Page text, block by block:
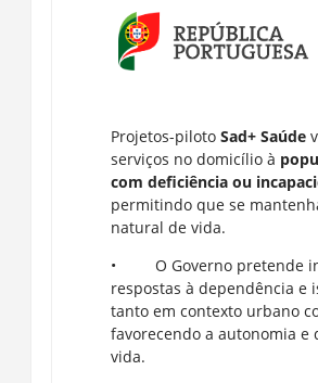
Projetos-piloto Sad+ Saúde
serviços no domicílio à
com deficiência ou
permitindo que se
natural de vida.
• O Governo pretende
respostas à dependência e
tanto em contexto urbano
favorecendo a autonomia e
vida.